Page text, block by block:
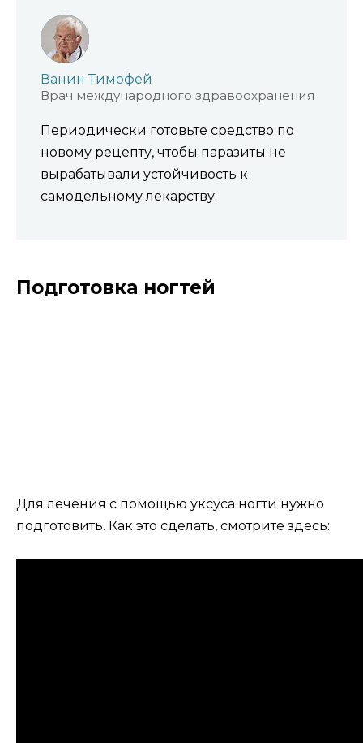
Ванин Тимофей
Врач международного здравоохранения
Периодически готовьте средство по
новому рецепту, чтобы паразиты не
вырабатывали устойчивость к
самодельному лекарству.
Подготовка ногтей
Для лечения с помощью уксуса ногти нужно
подготовить. Как это сделать, смотрите здесь: